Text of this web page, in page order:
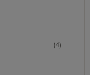
(4)